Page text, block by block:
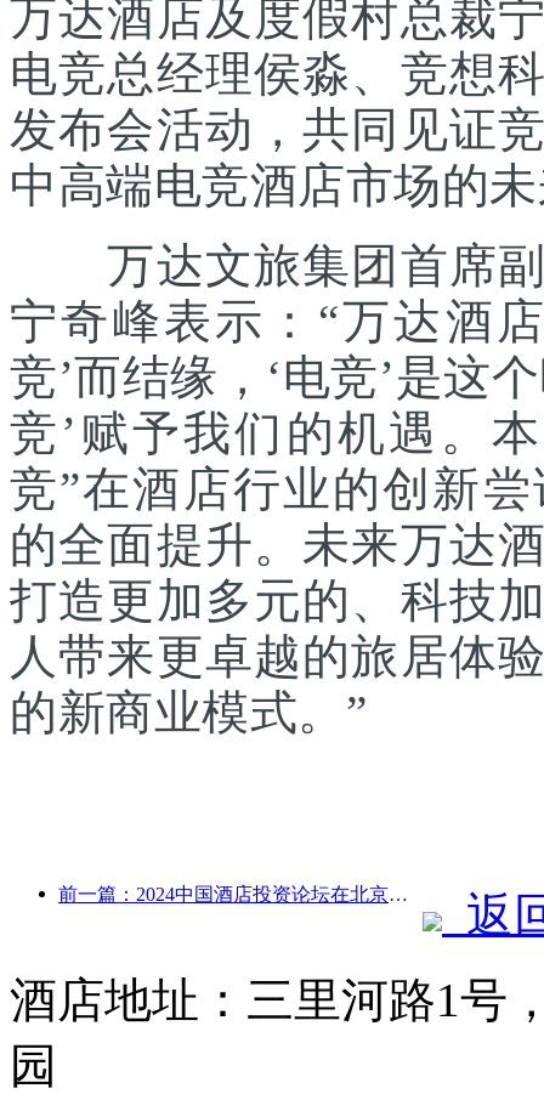
万达酒店及度假村总裁
电竞总经理侯淼、竞想
发布会活动，共同见证
中高端电竞酒店市场的
万达文旅集团首席副
宁奇峰表示：“万达酒
竞’而结缘，‘电竞’是这
竞’赋予我们的机遇。
竞”在酒店行业的创新
的全面提升。未来万达
打造更加多元的、科技
人带来更卓越的旅居体
的新商业模式。”
前一篇：2024中国酒店投资论坛在北京成功举办
返
酒店地址：三里河路1号
园